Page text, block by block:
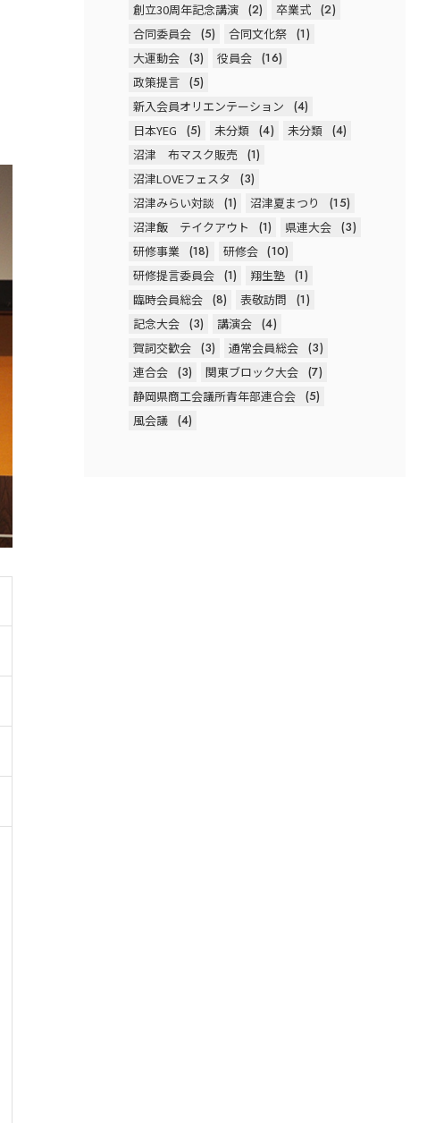
創立30周年記念講演 (2) 卒業式 (2)
合同委員会 (5) 合同文化祭 (1)
大運動会 (3) 役員会 (16)
政策提言 (5)
新入会員オリエンテーション
(4)
日本YEG
(5) 未分類 (4) 未分類 (4)
沼津 布マスク販売 (1)
沼津LOVEフェスタ
(3)
沼津みらい対談
(1) 沼津夏まつり
(15)
沼津飯 テイクアウト
(1) 県連大会 (3)
研修事業 (18) 研修会 (10)
研修提言委員会 (1) 翔生塾 (1)
臨時会員総会 (8) 表敬訪問
(1)
記念大会 (3) 講演会 (4)
賀詞交歓会 (3) 通常会員総会 (3)
連合会 (3) 関東ブロック大会 (7)
静岡県商工会議所青年部連合会 (5)
風会議 (4)